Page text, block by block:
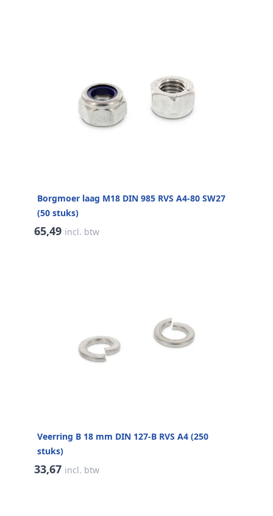
Borgmoer laag M18 DIN 985 RVS A4-80 SW27
(50 stuks)
65,49 incl. btw
Veerring B 18 mm DIN 127-B RVS A4 (250
stuks)
33,67 incl. btw